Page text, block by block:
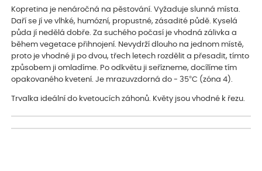
Kopretina je nenáročná na pěstování. Vyžaduje slunná místa.
Daří se jí ve vlhké, humózní, propustné, zásadité půdě. Kyselá
půda jí nedělá dobře. Za suchého počasí je vhodná zálivka a
během vegetace přihnojení. Nevydrží dlouho na jednom místě,
proto je vhodné ji po dvou, třech letech rozdělit a přesadit, tímto
způsobem ji omladíme. Po odkvětu ji seřízneme, docílíme tím
opakovaného kvetení. Je mrazuvzdorná do - 35°C (zóna 4).
Trvalka ideální do kvetoucích záhonů. Květy jsou vhodné k řezu.